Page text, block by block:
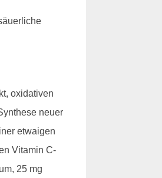
oxidativen
neuer
etwaigen
Vitamin C-
25 mg